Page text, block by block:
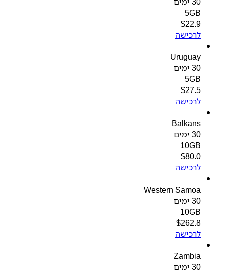
5GB
$22.9
לרכישה
Uruguay
5GB
$27.5
לרכישה
Balkans
10GB
$80.0
לרכישה
Western Samoa
10GB
$262.8
לרכישה
Zambia